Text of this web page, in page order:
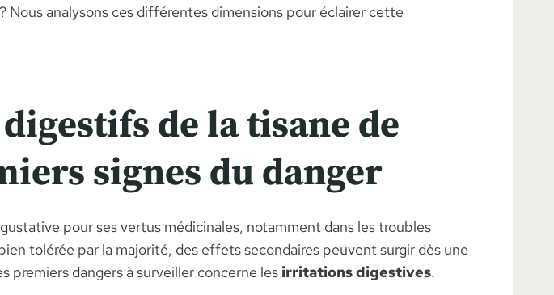
analysons ces différentes dimensions pour éclairer cette
de la tisane de
signes du danger
pour ses vertus médicinales, notamment dans les troubles
tolérée par la majorité, des effets secondaires peuvent surgir dès une
premiers dangers à surveiller concerne les irritations digestives.